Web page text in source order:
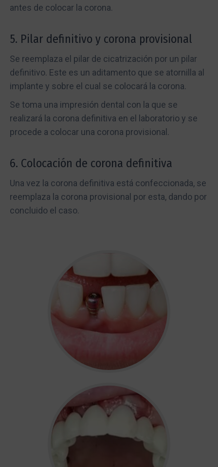
antes de colocar la corona.
5. Pilar definitivo y corona provisional
Se reemplaza el pilar de cicatrización por un pilar
definitivo. Este es un aditamento que se atornilla al
implante y sobre el cual se colocará la corona.
Se toma una impresión dental con la que se
realizará la corona definitiva en el laboratorio y se
procede a colocar una corona provisional.
6. Colocación de corona definitiva
Una vez la corona definitiva está confeccionada, se
reemplaza la corona provisional por esta, dando por
concluido el caso.